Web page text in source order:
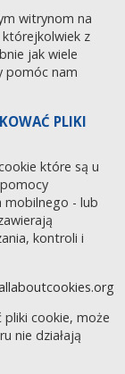
witrynom na
którejkolwiek z
jak wiele
pomóc nam
PLIKI
które są u
mobilnego - lub
kontroli i
pliki cookie, może
nie działają